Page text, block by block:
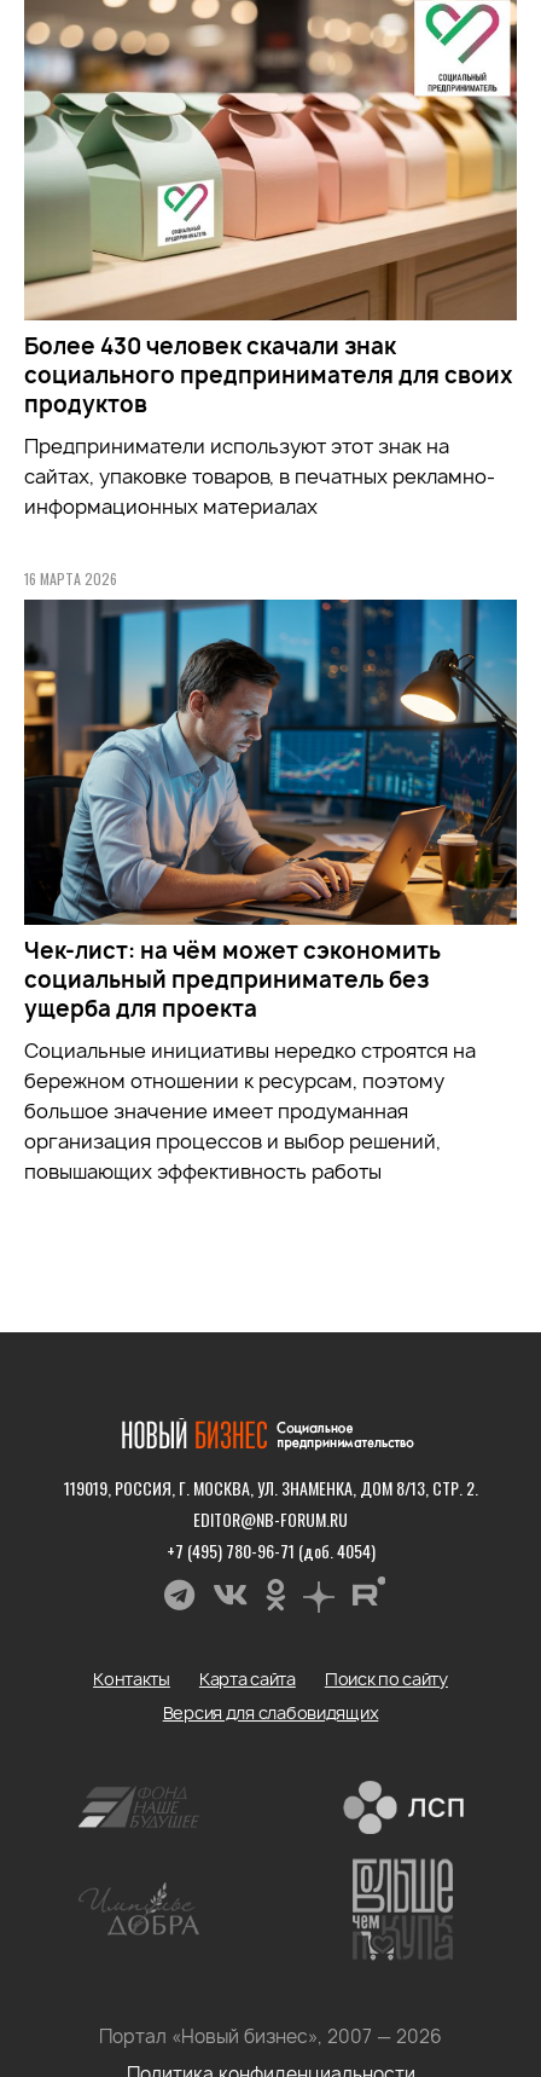
Более 430 человек скачали знак
социального предпринимателя для своих
продуктов
Предприниматели используют этот знак на
сайтах, упаковке товаров, в печатных рекламно-
информационных материалах
16 МАРТА 2026
Чек-лист: на чём может сэкономить
социальный предприниматель без
ущерба для проекта
Социальные инициативы нередко строятся на
бережном отношении к ресурсам, поэтому
большое значение имеет продуманная
организация процессов и выбор решений,
повышающих эффективность работы
119019, РОССИЯ, Г. МОСКВА, УЛ. ЗНАМЕНКА, ДОМ 8/13, СТР. 2.
EDITOR@NB-FORUM.RU
+7 (495) 780-96-71 (доб. 4054)
Портал «Новый бизнес», 2007 — 2026
Контакты Карта сайта
Поиск по сайту
Версия для слабовидящих